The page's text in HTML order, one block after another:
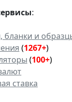
:
и
(1267+)
(100+)
ставка